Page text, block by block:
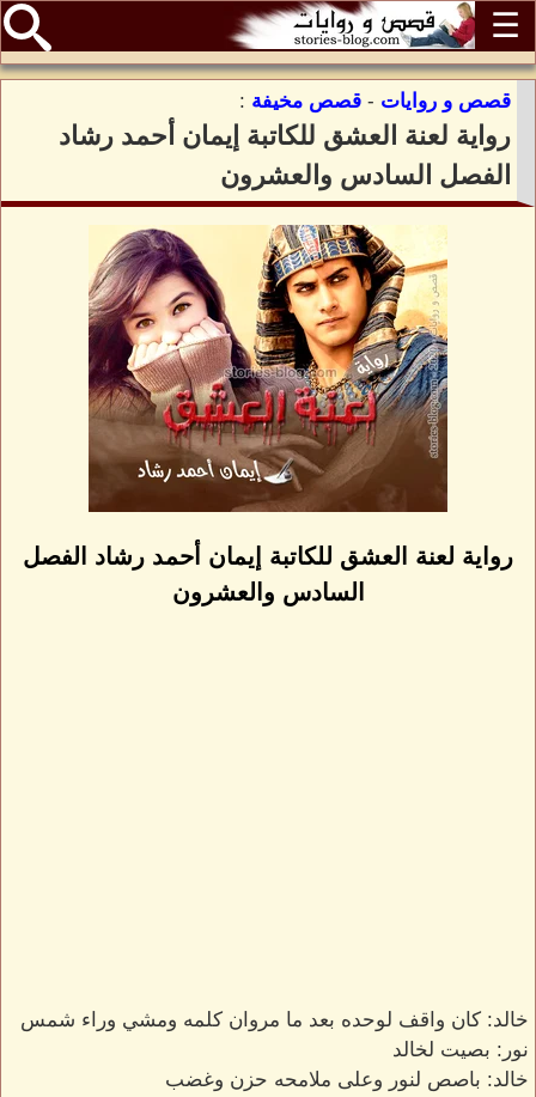
☰
قصص و روايات - قصص مخيفة :
رواية لعنة العشق للكاتبة إيمان أحمد رشاد
الفصل السادس والعشرون
رواية لعنة العشق للكاتبة إيمان أحمد رشاد الفصل
السادس والعشرون
خالد: كان واقف لوحده بعد ما مروان كلمه ومشي وراء شمس
نور: بصيت لخالد
خالد: باصص لنور وعلى ملامحه حزن وغضب